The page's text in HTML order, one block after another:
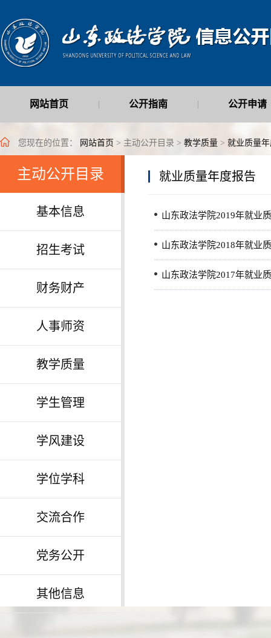
网站首页 公开指南 公开申请
最新公开信息 |
您现在的位置： 网站首页 > 主动公开目录 > 教学质量 > 就业质量
主动公开目录
基本信息
招生考试
财务财产
人事师资
教学质量
学生管理
学风建设
学位学科
交流合作
党务公开
其他信息
就业质量年度报告
山东政法学院2019年就业
山东政法学院2018年就业
山东政法学院2017年就业